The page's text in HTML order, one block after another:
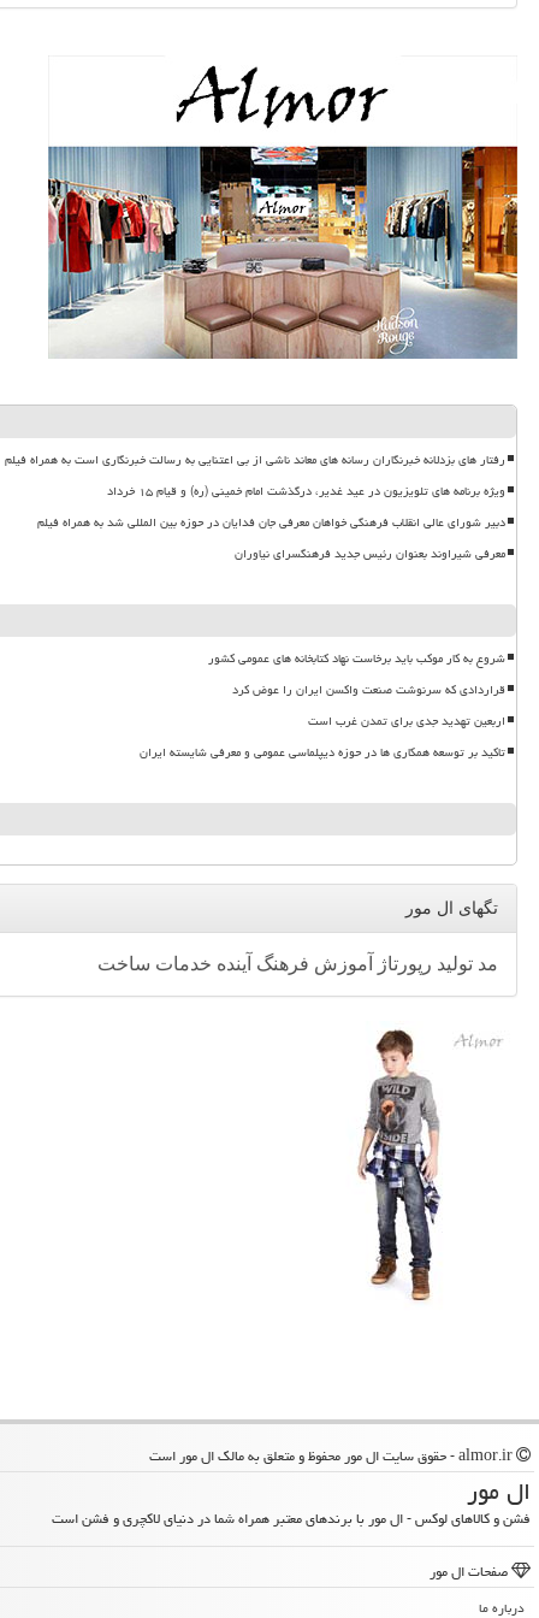
رفتار های بزدلانه خبرنگاران رسانه های معاند ناشی از بی اعتنایی به رسالت خبرنگاری است به همراه فیلم
ویژه برنامه های تلویزیون در عید غدیر، درگذشت امام خمینی (ره) و قیام ۱۵ خرداد
دبیر شورای عالی انقلاب فرهنگی خواهان معرفی جان فدایان در حوزه بین المللی شد به همراه فیلم
معرفی شیراوند بعنوان رئیس جدید فرهنگسرای نیاوران
شروع به کار موکب باید برخاست نهاد کتابخانه های عمومی کشور
قراردادی که سرنوشت صنعت واکسن ایران را عوض کرد
اربعین تهدید جدی برای تمدن غرب است
تاکید بر توسعه همکاری ها در حوزه دیپلماسی عمومی و معرفی شایسته ایران
تگهای ال مور
مد تولید رپورتاژ آموزش فرهنگ آینده خدمات ساخت
ال مور
فشن و کالاهای لوکس - ال مور با برندهای معتبر همراه شما در دنیای لاکچری و فشن است
صفحات ال مور
درباره ما